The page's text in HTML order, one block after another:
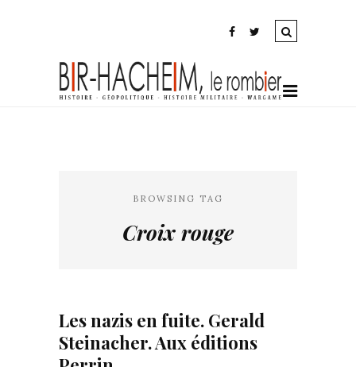
BROWSING TAG
Croix rouge
Les nazis en fuite. Gerald
Steinacher. Aux éditions